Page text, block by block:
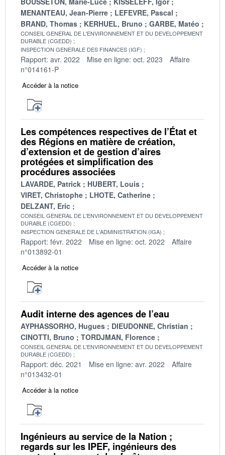
MENANTEAU, Jean-Pierre
LEFEVRE, Pascal
BRAND, Thomas
KERHUEL, Bruno GARBE, Matéo
CONSEIL GENERAL DE L'ENVIRONNEMENT ET DU DEVELOPPEMENT
DURABLE (CGEDD)
INSPECTION GENERALE DES FINANCES (IGF)
Rapport: avr. 2022 Mise en ligne: oct. 2023
Affaire
n°014161-P
Accéder à la notice
Les compétences respectives de l’État et
des Régions en matière de création,
d’extension et de gestion d’aires
protégées et simplification des
procédures associées
LAVARDE, Patrick
HUBERT, Louis
VIRET, Christophe
LHOTE, Catherine
DELZANT, Eric
CONSEIL GENERAL DE L'ENVIRONNEMENT ET DU DEVELOPPEMENT
DURABLE (CGEDD)
INSPECTION GENERALE DE L'ADMINISTRATION (IGA)
Rapport: févr. 2022 Mise en ligne: oct. 2022
Affaire
n°013892-01
Accéder à la notice
Audit interne des agences de l’eau
AYPHASSORHO, Hugues
DIEUDONNE, Christian
CINOTTI, Bruno
TORDJMAN, Florence
CONSEIL GENERAL DE L'ENVIRONNEMENT ET DU DEVELOPPEMENT
DURABLE (CGEDD)
Rapport: déc. 2021 Mise en ligne: avr. 2022
Affaire
n°013432-01
Accéder à la notice
Ingénieurs au service de la Nation ;
regards sur les IPEF, ingénieurs des